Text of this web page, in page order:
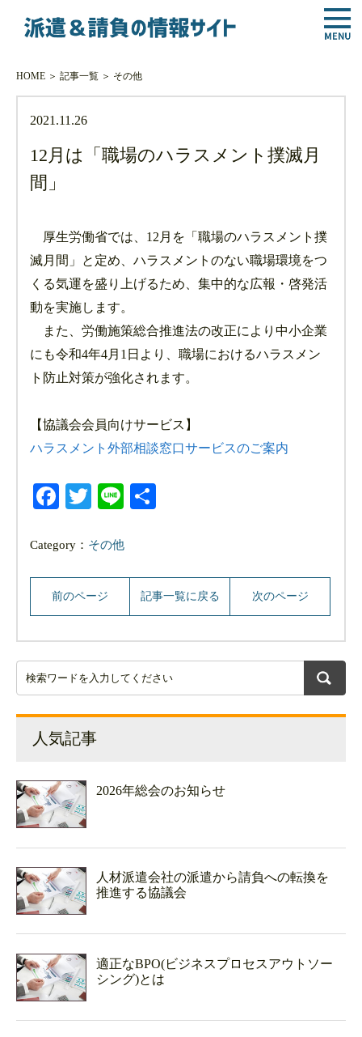
HOME＞ 記事一覧＞ その他
2021.11.26
12月は「職場のハラスメント撲滅月
間」
厚生労働省では、12月を「職場のハラスメント撲
滅月間」と定め、ハラスメントのない職場環境をつ
くる気運を盛り上げるため、集中的な広報・啓発活
動を実施します。
また、労働施策総合推進法の改正により中小企業
にも令和4年4月1日より、職場におけるハラスメン
ト防止対策が強化されます。
【協議会会員向けサービス】
ハラスメント外部相談窓口サービスのご案内
Facebook
Twitter
Line
Category： その他
前のページ 記事一覧に戻る 次のページ
人気記事
2026年総会のお知らせ
人材派遣会社の派遣から請負への転換を
推進する協議会
適正なBPO(ビジネスプロセスアウトソー
シング)とは